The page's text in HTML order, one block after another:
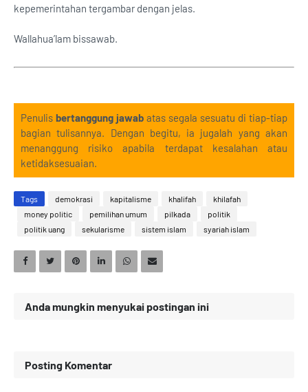
kepemerintahan tergambar dengan jelas.
Wallahua’lam bissawab.
Penulis bertanggung jawab atas segala sesuatu di tiap-tiap
bagian tulisannya. Dengan begitu, ia jugalah yang akan
menanggung risiko apabila terdapat kesalahan atau
ketidaksesuaian.
Tags demokrasi kapitalisme khalifah
khilafah
money politic
pemilihan umum pilkada
politik
politik uang
sekularisme sistem islam syariah islam
Anda mungkin menyukai postingan ini
Posting Komentar